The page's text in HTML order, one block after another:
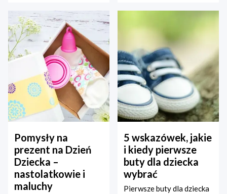
Pomysły na
prezent na Dzień
Dziecka –
nastolatkowie i
maluchy
5 wskazówek, jakie
i kiedy pierwsze
buty dla dziecka
wybrać
Pierwsze buty dla dziecka